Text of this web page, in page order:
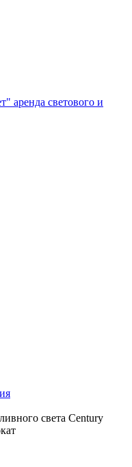
аренда светового и
света Century